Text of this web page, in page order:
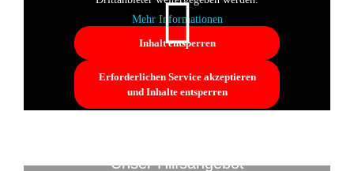
Mehr Informationen
Inhalt entsperren
Erforderlichen Service akzeptieren
und Inhalte entsperren
Unser Hilfsangebot